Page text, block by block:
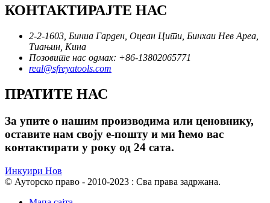
КОНТАКТИРАЈТЕ НАС
2-2-1603, Биниа Гарден, Оцеан Цити, Бинхаи Нев Ареа,
Тиањин, Кина
Позовите нас одмах: +86-13802065771
real@sfreyatools.com
ПРАТИТЕ НАС
За упите о нашим производима или ценовнику,
оставите нам своју е-пошту и ми ћемо вас
контактирати у року од 24 сата.
Инкуири Нов
© Ауторско право - 2010-2023 : Сва права задржана.